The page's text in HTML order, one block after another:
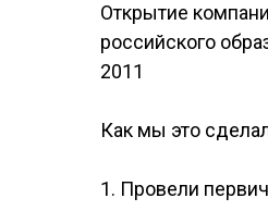
Открытие
российского
2011
Как мы это
1. Провели